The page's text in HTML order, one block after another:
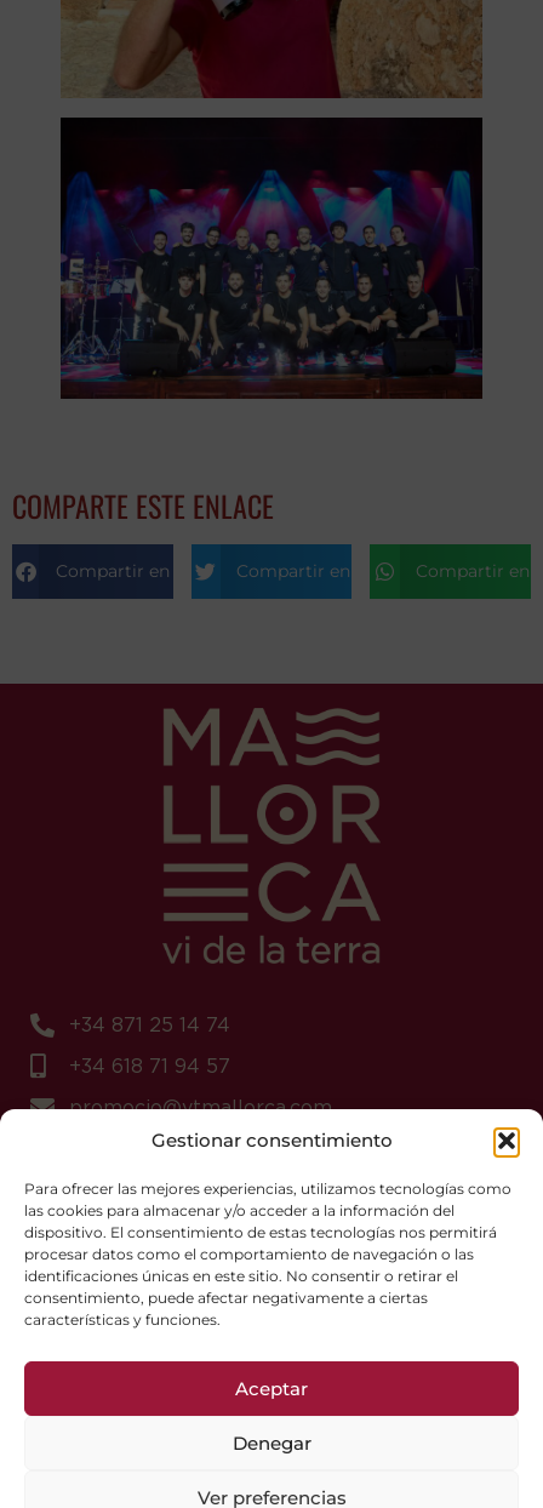
Gestionar consentimiento
Para ofrecer las mejores experiencias, utilizamos tecnologías como
las cookies para almacenar y/o acceder a la información del
dispositivo. El consentimiento de estas tecnologías nos permitirá
procesar datos como el comportamiento de navegación o las
identificaciones únicas en este sitio. No consentir o retirar el
consentimiento, puede afectar negativamente a ciertas
características y funciones.
Aceptar
Denegar
Ver preferencias
COMPARTE ESTE ENLACE
Compartir en FacebookCompartir en Twitter Compartir en
+34 871 25 14 74
+34 618 71 94 57
promocio@vtmallorca.com
Aviso Legal
Política de Cookies
Política de Privacidad